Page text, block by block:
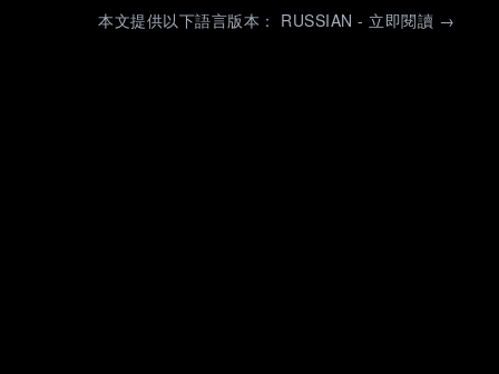
本文提供以下語言版本： RUSSIAN - 立即閱讀 →